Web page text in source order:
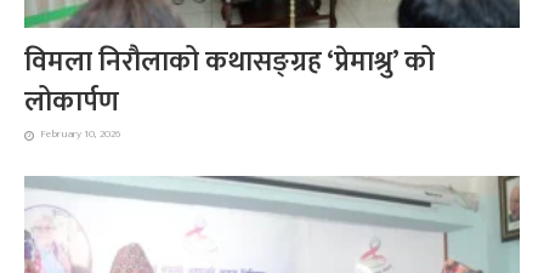
विमला निरौलाको कथासङ्ग्रह ‘प्रेमाश्रु’ को
लोकार्पण
February 10, 2026